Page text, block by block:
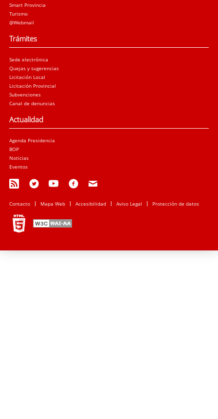
Smart Provincia
Turismo
@Webmail
Trámites
Sede electrónica
Quejas y sugerencias
Licitación Local
Licitación Provincial
Subvenciones
Canal de denuncias
Actualidad
Agenda Presidencia
BOP
Noticias
Eventos
Contacto Mapa Web Accesibilidad Aviso Legal Protección de datos